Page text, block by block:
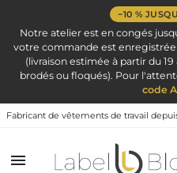
−10 %
Notre atelier est en congés
votre commande est
(livraison estimée à partir du
brodés ou floqués). Pour
code
Fabricant de vêtements de travail

Vêtement de travail Vêtement